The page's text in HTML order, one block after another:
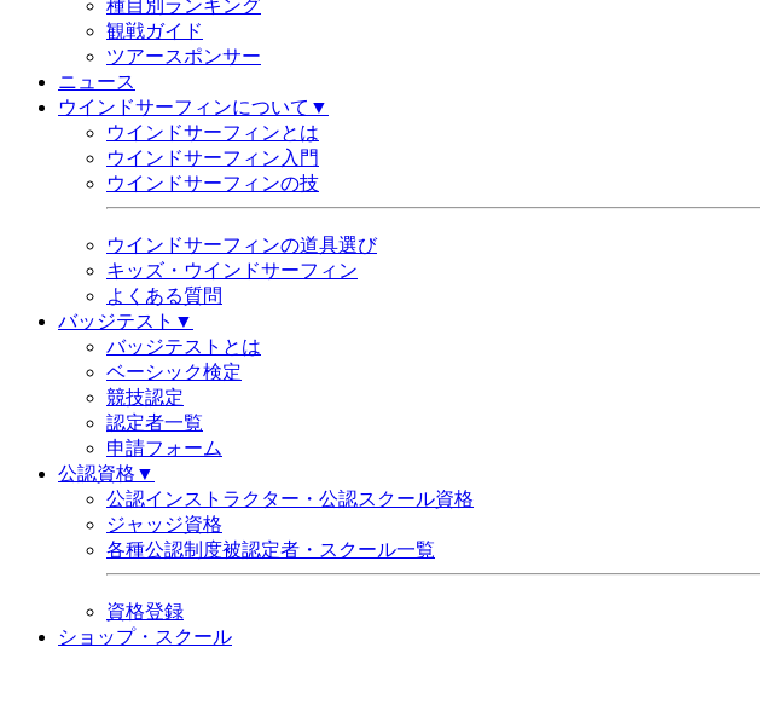
種目別ランキング
観戦ガイド
ツアースポンサー
ニュース
ウインドサーフィンについて▼
ウインドサーフィンとは
ウインドサーフィン入門
ウインドサーフィンの技
ウインドサーフィンの道具選び
キッズ・ウインドサーフィン
よくある質問
バッジテスト▼
バッジテストとは
ベーシック検定
競技認定
認定者一覧
申請フォーム
公認資格▼
公認インストラクター・公認スクール資格
ジャッジ資格
各種公認制度被認定者・スクール一覧
資格登録
ショップ・スクール